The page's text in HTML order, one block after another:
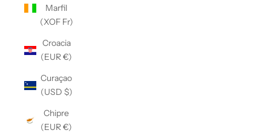
Marfil
(XOF Fr)
Croacia
(EUR €)
Curaçao
(USD $)
Chipre
(EUR €)